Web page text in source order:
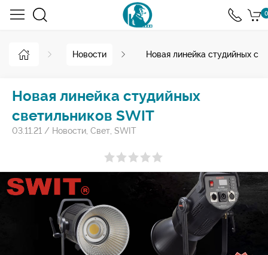
0
Новости Новая линейка студийных
Новая линейка студийных
светильников SWIT
03.11.21 / Новости Свет SWIT